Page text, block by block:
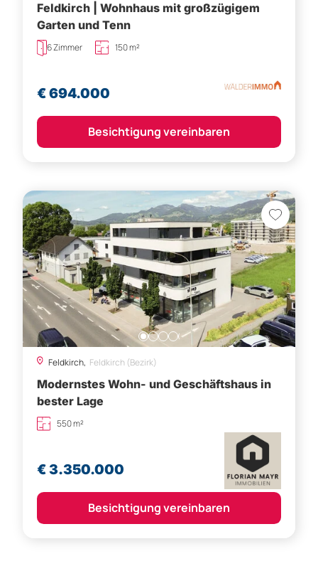
Feldkirch | Wohnhaus mit großzügigem
Garten und Tenn
6 Zimmer 150 m²
€ 694.000
Besichtigung vereinbaren
Feldkirch, Feldkirch (Bezirk)
Modernstes Wohn- und Geschäftshaus in
bester Lage
550 m²
€ 3.350.000
Besichtigung vereinbaren